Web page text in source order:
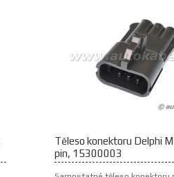
Těleso konektoru Delphi
pin, 15300003